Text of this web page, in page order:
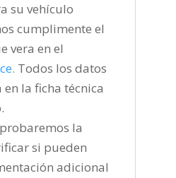
su vehículo
cumplimente el
vera en el
. Todos los datos
la ficha técnica
la
si pueden
adicional